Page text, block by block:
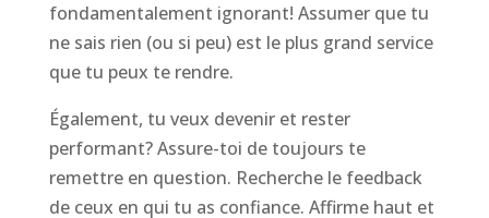
fondamentalement ignorant! Assumer que tu
ne sais rien (ou si peu) est le plus grand service
que tu peux te rendre.
Également, tu veux devenir et rester
performant? Assure-toi de toujours te
remettre en question. Recherche le feedback
de ceux en qui tu as confiance. Affirme haut et